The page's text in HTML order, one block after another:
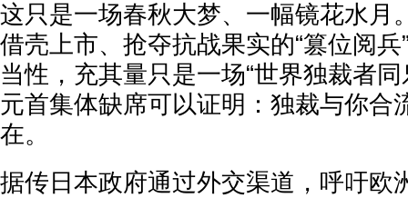
这只是一场春秋大梦、一幅镜花水月
借壳上市、抢夺抗战果实的“篡位阅
当性，充其量只是一场“世界独裁者
元首集体缺席可以证明：独裁与你合
在。
据传日本政府通过外交渠道，呼吁欧